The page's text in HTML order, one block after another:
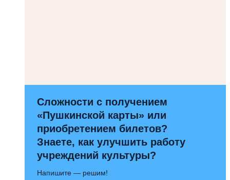
Сложности с получением
«Пушкинской карты» или
приобретением билетов?
Знаете, как улучшить работу
учреждений культуры?
Напишите — решим!